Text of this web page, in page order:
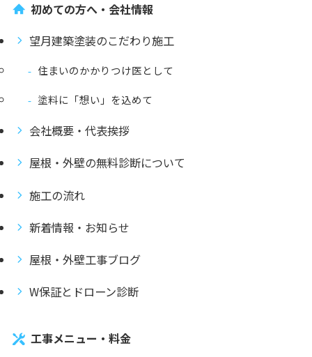
初めての方へ・会社情報
望月建築塗装のこだわり施工
住まいのかかりつけ医として
塗料に「想い」を込めて
会社概要・代表挨拶
屋根・外壁の無料診断について
施工の流れ
新着情報・お知らせ
屋根・外壁工事ブログ
W保証とドローン診断
工事メニュー・料金